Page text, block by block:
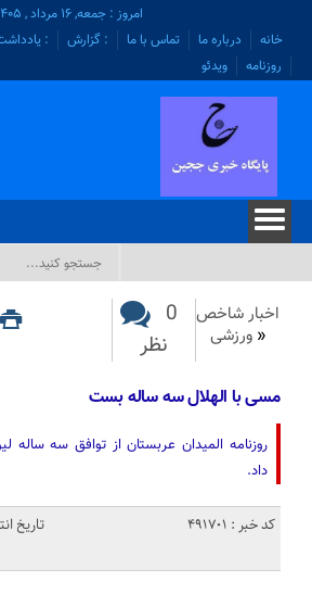
امروز : جمعه, ۱۶ مرداد , ۱۴۰۵
خانه
درباره ما تماس با ما : گزارش :
روزنامه
ویدئو
اخبار شاخص
« ورزشی
0
نظر
مسی با الهلال سه ساله بست
روزنامه المیدان عربستان از توافق سه ساله
داد.
کد خبر : 491701